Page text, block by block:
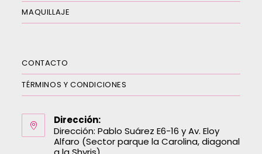
MAQUILLAJE
CONTACTO
TÉRMINOS Y CONDICIONES
Dirección:
Dirección: Pablo Suárez E6-16 y Av. Eloy
Alfaro (Sector parque la Carolina, diagonal